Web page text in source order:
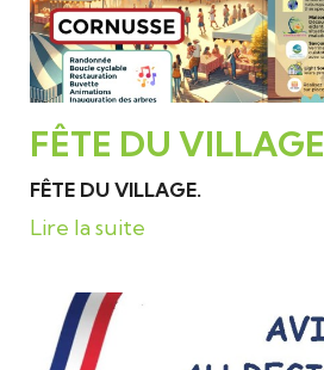
FÊTE DU VILLAGE
FÊTE DU VILLAGE.
Lire la suite